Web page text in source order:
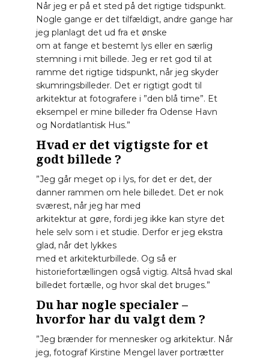
Når jeg er på et sted på det rigtige tidspunkt.
Nogle gange er det tilfældigt, andre gange har
jeg planlagt det ud fra et ønske
om at fange et bestemt lys eller en særlig
stemning i mit billede. Jeg er ret god til at
ramme det rigtige tidspunkt, når jeg skyder
skumringsbilleder. Det er rigtigt godt til
arkitektur at fotografere i ”den blå time”. Et
eksempel er mine billeder fra Odense Havn
og Nordatlantisk Hus.”
Hvad er det vigtigste for et
godt billede ?
”Jeg går meget op i lys, for det er det, der
danner rammen om hele billedet. Det er nok
sværest, når jeg har med
arkitektur at gøre, fordi jeg ikke kan styre det
hele selv som i et studie. Derfor er jeg ekstra
glad, når det lykkes
med et arkitekturbillede. Og så er
historiefortællingen også vigtig. Altså hvad skal
billedet fortælle, og hvor skal det bruges.”
Du har nogle specialer –
hvorfor har du valgt dem ?
”Jeg brænder for mennesker og arkitektur. Når
jeg, fotograf Kirstine Mengel laver portrætter